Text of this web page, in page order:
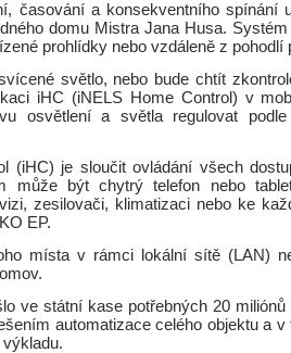
časování a konsekventního spínání
domu Mistra Jana Husa.
prohlídky nebo vzdáleně z pohodlí
světlo, nebo bude chtít
iHC (iNELS Home Control) v
osvětlení a světla regulovat
(iHC) je sloučit ovládání všech
může být chytrý telefon nebo
zesilovači, klimatizaci nebo ke
EP.
místa v rámci lokální sítě (LAN)
ve státní kase potřebných 20
automatizace celého objektu a